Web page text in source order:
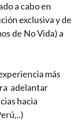
a cabo en
exclusiva y de
de No Vida) a
más
adelantar
hacia